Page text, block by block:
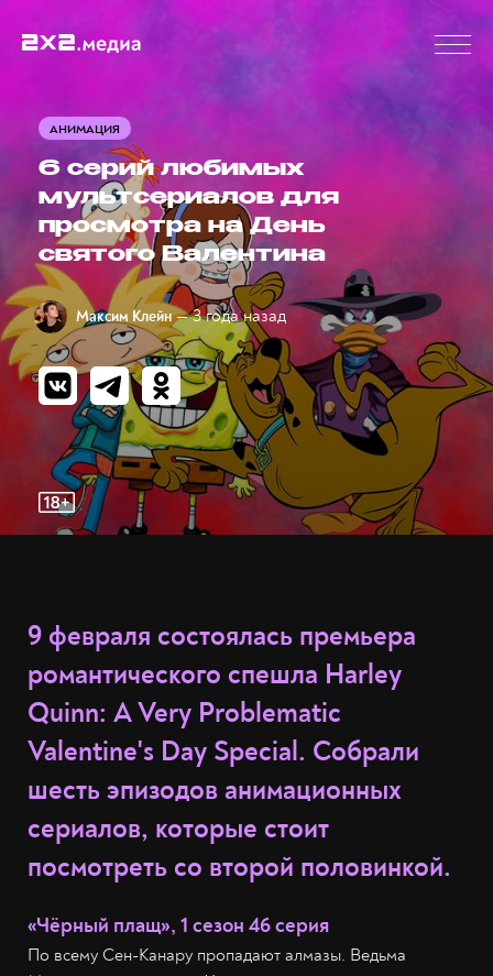
АНИМАЦИЯ
6 серий любимых
мультсериалов для
просмотра на День
святого Валентина
Максим Клейн — 3 года назад
9 февраля состоялась премьера
романтического спешла Harley
Quinn: A Very Problematic
Valentine's Day Special. Собрали
шесть эпизодов анимационных
сериалов, которые стоит
посмотреть со второй половинкой.
«Чёрный плащ», 1 сезон 46 серия
По всему Сен-Канару пропадают алмазы. Ведьма